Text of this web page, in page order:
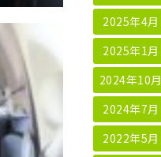
2025年4月
2025年1月
2024年10月
2024年7月
2022年5月